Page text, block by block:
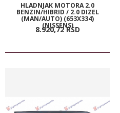
HLADNJAK MOTORA 2.0
BENZIN/HIBRID / 2.0 DIZEL
(MAN/AUTO) (653X334)
(NISSENS)
8.920,72 RSD